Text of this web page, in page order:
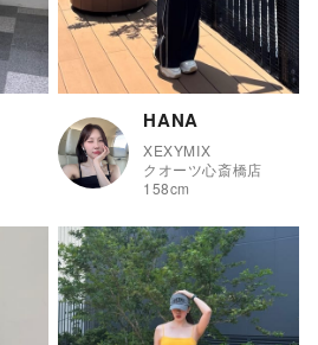
HANA
XEXYMIX
クオーツ心斎橋店
158cm